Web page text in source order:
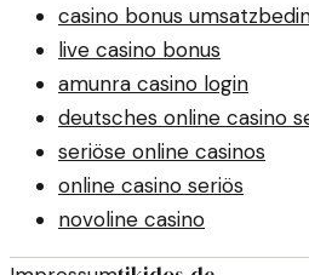
casino bonus
live casino bonus
amunra casino login
deutsches online casino
seriöse online casinos
online casino seriös
novoline casino